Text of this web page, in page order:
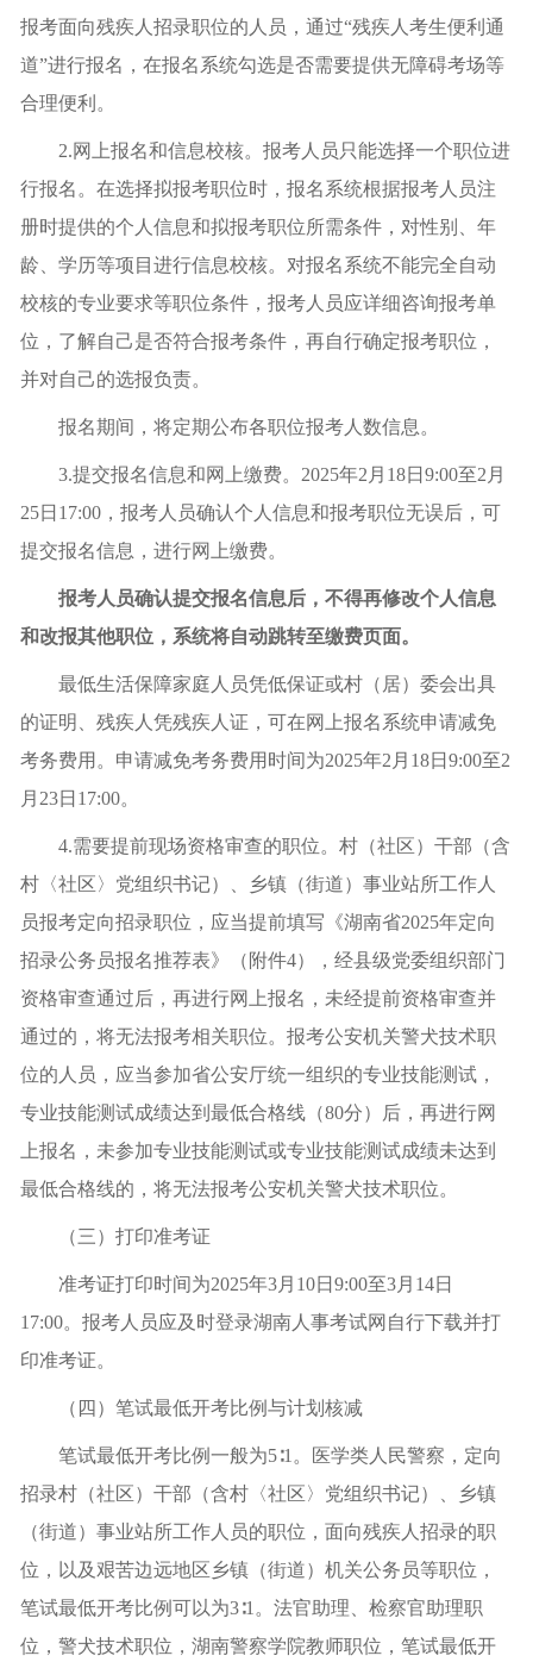
报考面向残疾人招录职位的人员，通过“残疾人考生便利通
道”进行报名，在报名系统勾选是否需要提供无障碍考场等
合理便利。
2.网上报名和信息校核。报考人员只能选择一个职位进
行报名。在选择拟报考职位时，报名系统根据报考人员注
册时提供的个人信息和拟报考职位所需条件，对性别、年
龄、学历等项目进行信息校核。对报名系统不能完全自动
校核的专业要求等职位条件，报考人员应详细咨询报考单
位，了解自己是否符合报考条件，再自行确定报考职位，
并对自己的选报负责。
报名期间，将定期公布各职位报考人数信息。
3.提交报名信息和网上缴费。2025年2月18日9:00至2月
25日17:00，报考人员确认个人信息和报考职位无误后，可
提交报名信息，进行网上缴费。
报考人员确认提交报名信息后，不得再修改个人信息
和改报其他职位，系统将自动跳转至缴费页面。
最低生活保障家庭人员凭低保证或村（居）委会出具
的证明、残疾人凭残疾人证，可在网上报名系统申请减免
考务费用。申请减免考务费用时间为2025年2月18日9:00至2
月23日17:00。
4.需要提前现场资格审查的职位。村（社区）干部（含
村〈社区〉党组织书记）、乡镇（街道）事业站所工作人
员报考定向招录职位，应当提前填写《湖南省2025年定向
招录公务员报名推荐表》（附件4），经县级党委组织部门
资格审查通过后，再进行网上报名，未经提前资格审查并
通过的，将无法报考相关职位。报考公安机关警犬技术职
位的人员，应当参加省公安厅统一组织的专业技能测试，
专业技能测试成绩达到最低合格线（80分）后，再进行网
上报名，未参加专业技能测试或专业技能测试成绩未达到
最低合格线的，将无法报考公安机关警犬技术职位。
（三）打印准考证
准考证打印时间为2025年3月10日9:00至3月14日
17:00。报考人员应及时登录湖南人事考试网自行下载并打
印准考证。
（四）笔试最低开考比例与计划核减
笔试最低开考比例一般为5∶1。医学类人民警察，定向
招录村（社区）干部（含村〈社区〉党组织书记）、乡镇
（街道）事业站所工作人员的职位，面向残疾人招录的职
位，以及艰苦边远地区乡镇（街道）机关公务员等职位，
笔试最低开考比例可以为3∶1。法官助理、检察官助理职
位，警犬技术职位，湖南警察学院教师职位，笔试最低开